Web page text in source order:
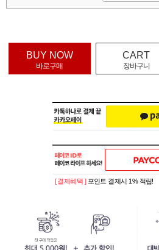
BUY NOW
바로구매
CART
장바구니
[ 결제혜택 ] 포인트 결제시 1% 적립!